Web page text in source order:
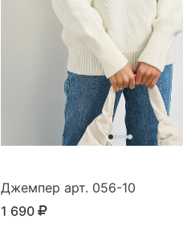
Джемпер арт. 056-10
1 690